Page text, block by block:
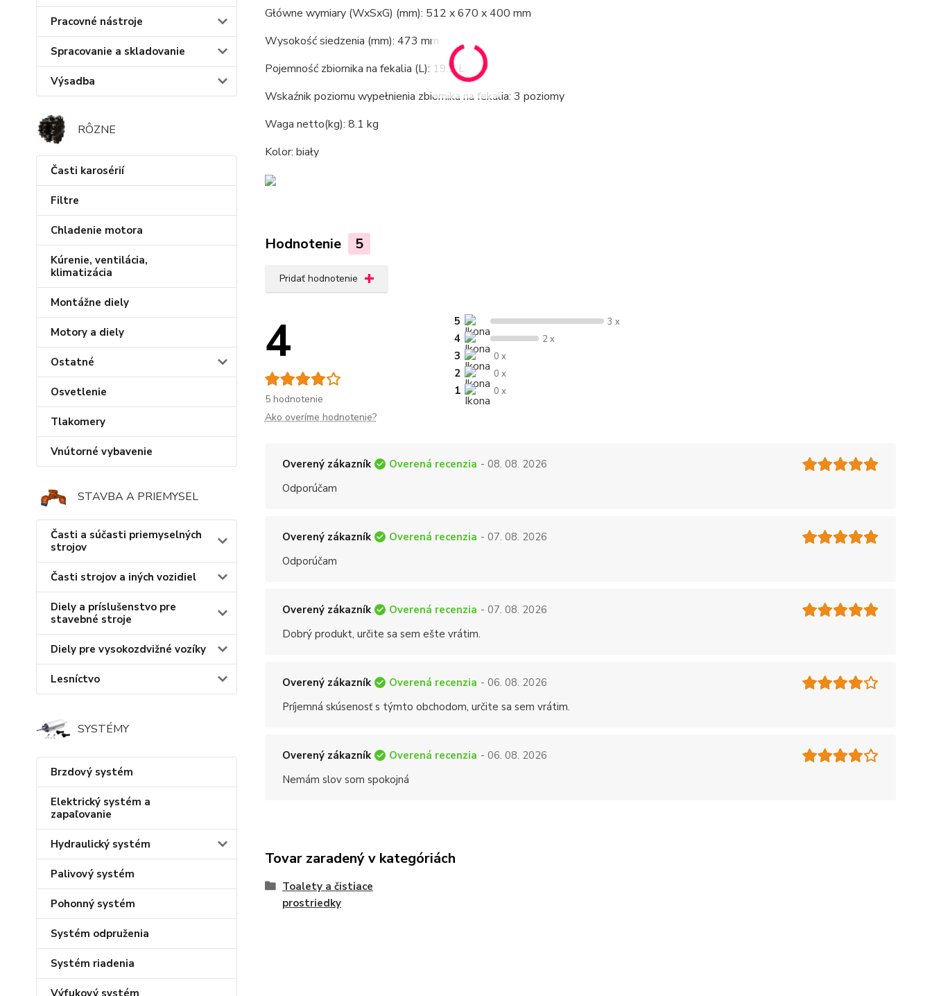
Pracovné nástroje
Spracovanie a skladovanie
Výsadba
RÔZNE
Časti karosérií
Filtre
Chladenie motora
Kúrenie, ventilácia,
klimatizácia
Montážne diely
Motory a diely
Ostatné
Osvetlenie
Tlakomery
Vnútorné vybavenie
STAVBA A PRIEMYSEL
Časti a súčasti priemyselných
strojov
Časti strojov a iných vozidiel
Diely a príslušenstvo pre
stavebné stroje
Diely pre vysokozdvižné vozíky
Lesníctvo
SYSTÉMY
Brzdový systém
Elektrický systém a
zapaľovanie
Hydraulický systém
Palivový systém
Pohonný systém
Systém odpruženia
Systém riadenia
Główne wymiary (WxSxG) (mm): 512 x 670 x 400 mm
Wysokość siedzenia (mm): 473 mm
Pojemność zbiornika na fekalia (L): 19.3 L
Wskaźnik poziomu wypełnienia zbiornika na fekalia: 3 poziomy
Waga netto(kg): 8.1 kg
Kolor: biały
Hodnotenie 5
Pridať hodnotenie
4
5 hodnotenie
5 3 x
4 2 x
3 0 x
2 0 x
1 0 x
Ako overíme hodnotenie?
Overený zákazník Overená recenzia - 08. 08. 2026
Odporúčam
Overený zákazník Overená recenzia - 07. 08. 2026
Odporúčam
Overený zákazník Overená recenzia - 07. 08. 2026
Dobrý produkt, určite sa sem ešte vrátim.
Overený zákazník Overená recenzia - 06. 08. 2026
Príjemná skúsenosť s týmto obchodom, určite sa sem vrátim.
Overený zákazník Overená recenzia - 06. 08. 2026
Nemám slov som spokojná
Tovar zaradený v kategóriách
Toalety a čistiace
prostriedky